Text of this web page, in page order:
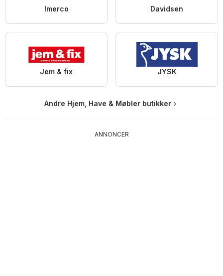
Imerco Davidsen
Jem & fix JYSK
Andre Hjem, Have & Møbler butikker
ANNONCER